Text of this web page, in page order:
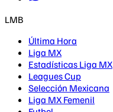
LMB
Última Hora
Liga MX
Estadísticas Liga MX
Leagues Cup
Selección Mexicana
Liga MX Femenil